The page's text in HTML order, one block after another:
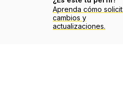
Aprenda cómo
cambios y
actualizaciones.